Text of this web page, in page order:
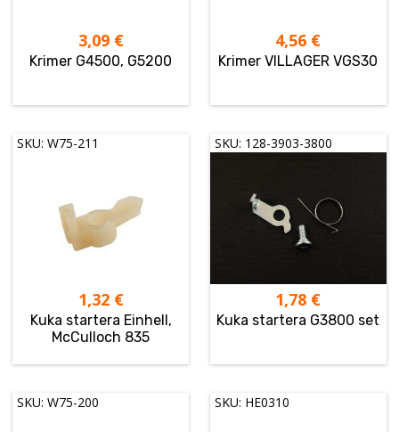
3,09 €
Krimer G4500, G5200
4,56 €
Krimer VILLAGER VGS30
SKU: W75-211
1,32 €
Kuka startera Einhell,
McCulloch 835
SKU: 128-3903-3800
1,78 €
Kuka startera G3800 set
SKU: W75-200 SKU: HE0310